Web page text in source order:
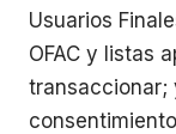
Usuarios
OFAC y listas
transaccionar;